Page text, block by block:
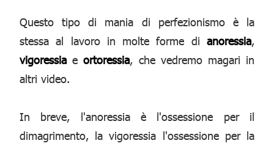
Questo tipo di mania di perfezionismo è la
stessa al lavoro in molte forme di anoressia,
vigoressia eortoressia, che vedremo magari in
altri video.
In breve, l'anoressia è l'ossessione per il
dimagrimento, la vigoressia l'ossessione per la